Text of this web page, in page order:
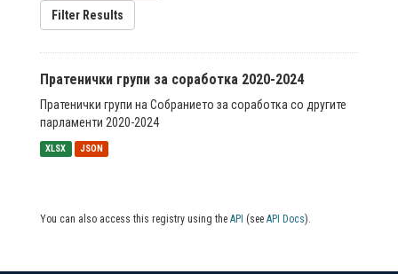
Filter Results
Пратенички групи за соработка 2020-2024
Пратенички групи на Собранието за соработка со другите
парламенти 2020-2024
XLSX JSON
You can also access this registry using the API (see API Docs).